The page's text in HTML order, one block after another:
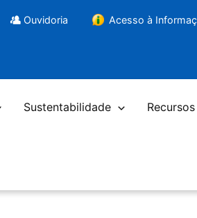
Ouvidoria Acesso à
Sustentabilidade